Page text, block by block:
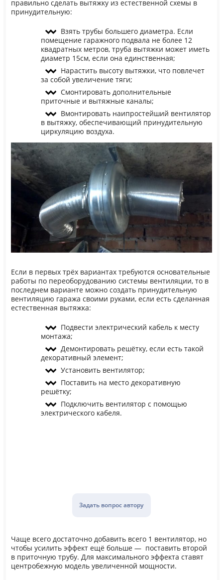
правильно сделать вытяжку из естественной схемы в
принудительную:
Взять трубы большего диаметра. Если
помещение гаражного подвала не более 12
квадратных метров, труба вытяжки может иметь
диаметр 15см, если она единственная;
Нарастить высоту вытяжки, что повлечет
за собой увеличение тяги;
Смонтировать дополнительные
приточные и вытяжные каналы;
Вмонтировать наипростейший вентилятор
в вытяжку, обеспечивающий принудительную
циркуляцию воздуха.
Если в первых трёх вариантах требуются основательные
работы по переоборудованию системы вентиляции, то в
последнем варианте можно создать принудительную
вентиляцию гаража своими руками, если есть сделанная
естественная вытяжка:
Подвести электрический кабель к месту
монтажа;
Демонтировать решётку, если есть такой
декоративный элемент;
Установить вентилятор;
Поставить на место декоративную
решётку;
Подключить вентилятор с помощью
электрического кабеля.
Задать вопрос автору
Чаще всего достаточно добавить всего 1 вентилятор, но
чтобы усилить эффект ещё больше — поставить второй
в приточную трубу. Для максимального эффекта ставят
центробежную модель увеличенной мощности.